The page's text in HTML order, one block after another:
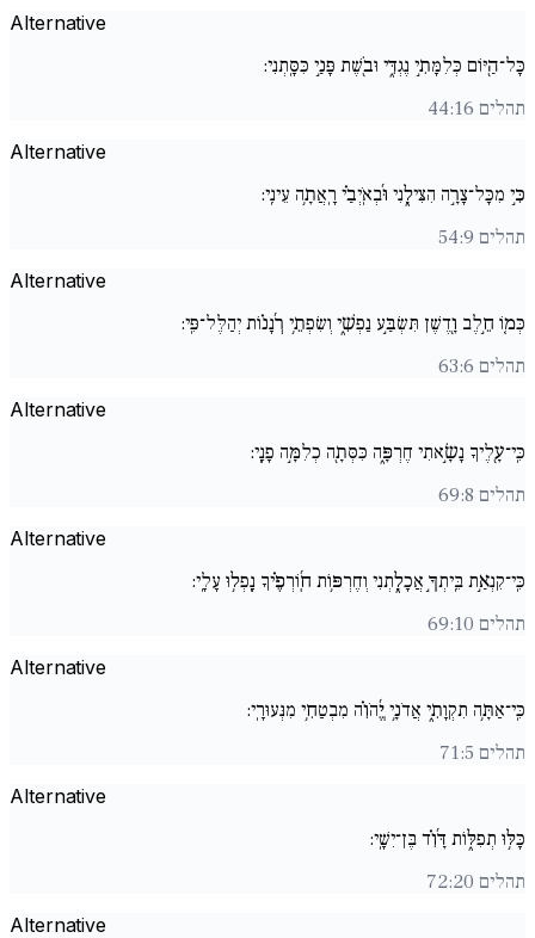
Alternative
כָּל־הַ֖יּוֹם כְּלִמָּתִ֣י נֶגְדִּ֑י וּבֹ֖שֶׁת פָּנַ֣י כִּסָּֽתְנִי:
תהלים 44:16
Alternative
כִּ֣י מִכָּל־צָרָ֣ה הִצִּילָ֑נִי וּ֜בְאֹֽיְבַ֗י רָֽאֲתָ֥ה עֵינִֽי:
תהלים 54:9
Alternative
כְּמ֚וֹ חֵ֣לֶב וָ֖דֶשֶׁן תִּשְׂבַּ֣ע נַפְשִׁ֑י וְשִׂפְתֵ֥י רְ֜נָנ֗וֹת יְהַלֶּל־פִּֽי:
תהלים 63:6
Alternative
כִּֽי־עָ֖לֶיךָ נָשָׂ֣אתִי חֶרְפָּ֑ה כִּסְּתָ֖ה כְלִמָּ֣ה פָנָֽי:
תהלים 69:8
Alternative
כִּֽי־קִנְאַ֣ת בֵּֽיתְךָ֣ אֲכָלָ֑תְנִי וְחֶרְפּ֥וֹת חֽ֜וֹרְפֶ֗יךָ נָֽפְל֥וּ עָלָֽי:
תהלים 69:10
Alternative
כִּֽי־אַתָּ֥ה תִקְוָתִ֑י אֲדֹנָ֥י יֱ֜הֹוִ֗ה מִבְטַחִ֥י מִנְּעוּרָֽי:
תהלים 71:5
Alternative
כָּלּ֥וּ תְפִלּ֑וֹת דָּ֜וִ֗ד בֶּן־יִשָֽׁי:
תהלים 72:20
Alternative